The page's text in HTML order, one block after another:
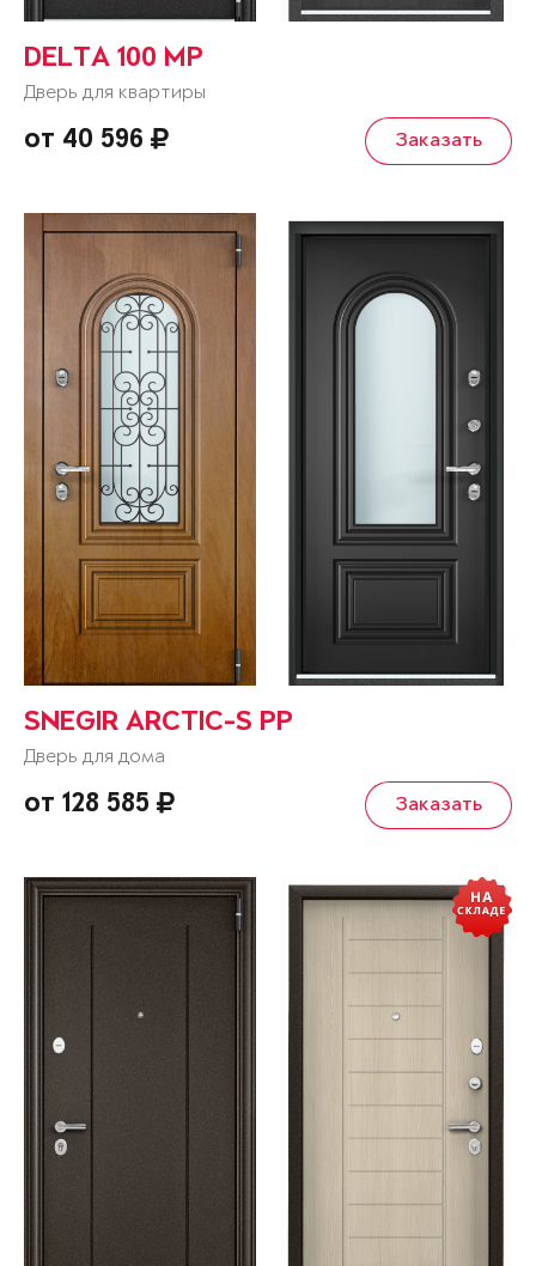
DELTA 100 MP
Дверь для квартиры
от 40 596 Заказать
SNEGIR ARCTIC-S PP
Дверь для дома
от 128 585 Заказать